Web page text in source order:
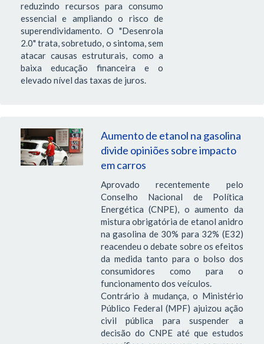
reduzindo recursos para consumo
essencial e ampliando o risco de
superendividamento. O "Desenrola
2.0" trata, sobretudo, o sintoma, sem
atacar causas estruturais, como a
baixa educação financeira e o
elevado nível das taxas de juros.
Aumento de etanol na gasolina
divide opiniões sobre impacto
em carros
Aprovado recentemente pelo
Conselho Nacional de Política
Energética (CNPE), o aumento da
mistura obrigatória de etanol anidro
na gasolina de 30% para 32% (E32)
reacendeu o debate sobre os efeitos
da medida tanto para o bolso dos
consumidores como para o
funcionamento dos veículos.
Contrário à mudança, o Ministério
Público Federal (MPF) ajuizou ação
civil pública para suspender a
decisão do CNPE até que estudos